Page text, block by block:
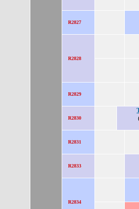
R2827
R2828
R2829
R2830
R2831
R2833
R2834